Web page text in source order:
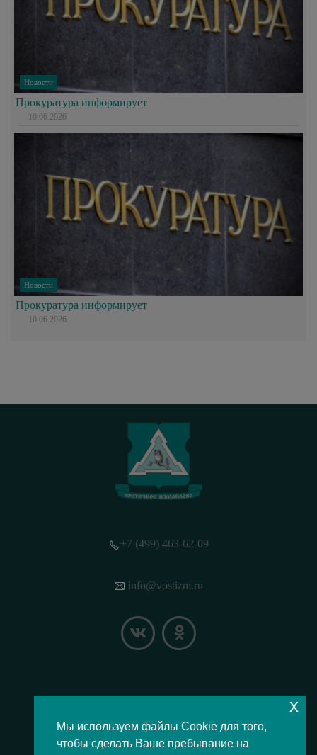
Новости
Прокуратура информирует
10.06.2026
Новости
Прокуратура информирует
10.06.2026
+7 (499) 463-62-09
info@vostizm.ru
Мы используем файлы Cookie для того,
чтобы сделать Ваше пребывание на
x